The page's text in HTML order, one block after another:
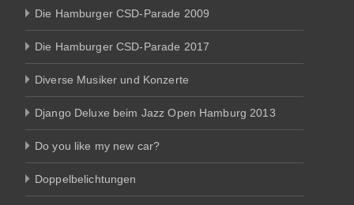
Die Hamburger CSD-Parade 2009
Die Hamburger CSD-Parade 2017
Diverse Musiker und Konzerte
Django Deluxe beim Jazz Open Hamburg 2013
Do you like my new car?
Doppelbelichtungen